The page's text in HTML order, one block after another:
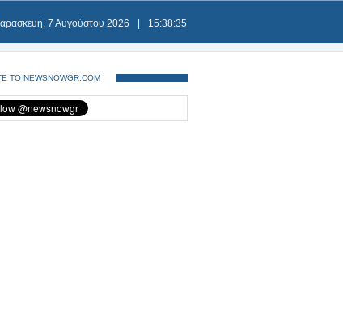
7 Αυγούστου 2026 15:38:35
NEWSNOWGR.COM